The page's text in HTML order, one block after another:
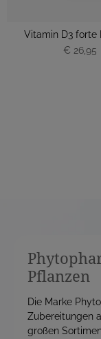
Vitamin D3 forte
€ 26,95
Pflanzen
Die Marke
Zubereitungen
großen